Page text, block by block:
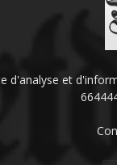
d'analyse et